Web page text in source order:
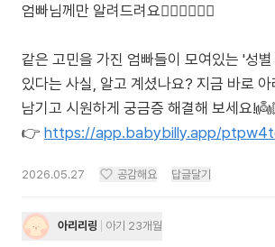
엄빠님께만 알려드려요🙋🏻‍♀️🙋🏻‍♂️
같은 고민을 가진 엄빠들이 모여있는 '성
있다는 사실, 알고 계셨나요? 지금 바로
남기고 시원하게 궁금증 해결해 보세요
👉 https://app.babybilly.app/
2026.05.27 공감해요 답글달기
아리리링 아기 23개월